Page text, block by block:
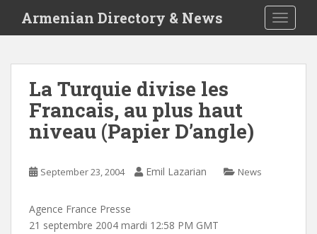
i
Armenian Directory & News
La Turquie divise les
Francais, au plus haut
niveau (Papier D’angle)
September 23, 2004 Emil Lazarian News
Agence France Presse
21 septembre 2004 mardi 12:58 PM GMT